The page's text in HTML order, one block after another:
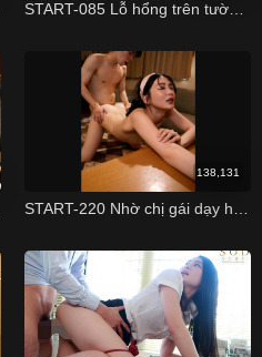
START-220 Nhờ chị gái dạy hôn Suzu Honjo
138,131